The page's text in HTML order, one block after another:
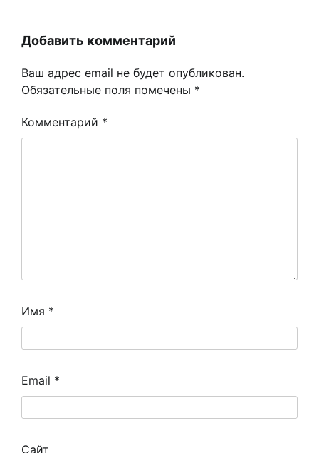
Добавить комментарий
Ваш адрес email не будет опубликован.
Обязательные поля помечены *
Комментарий *
Имя *
Email *
Сайт